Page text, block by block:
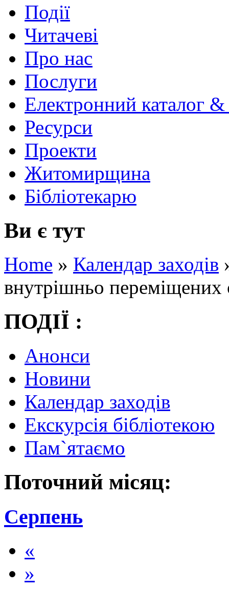
Події
Читачеві
Про нас
Послуги
Електронний каталог
Ресурси
Проекти
Житомирщина
Бібліотекарю
Ви є тут
Home » Календар заходів
внутрішньо переміщених
ПОДІЇ :
Анонси
Новини
Календар заходів
Екскурсія бібліотекою
Пам`ятаємо
Поточний місяц:
Серпень
«
»